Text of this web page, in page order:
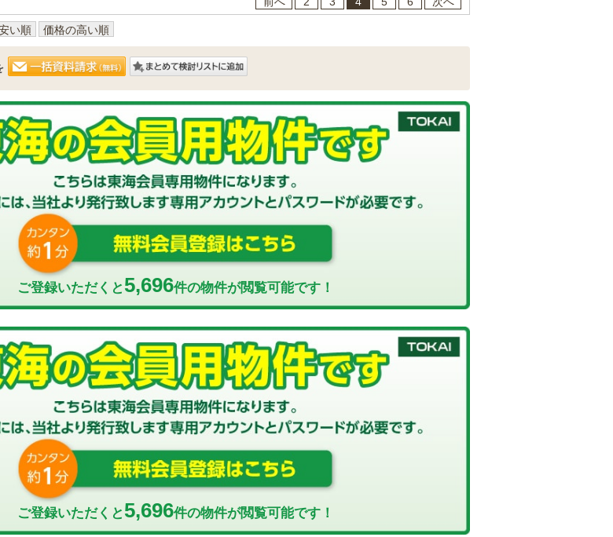
い順 価格の高い順
ご登録いただくと 5,696件の物件が閲覧可能です！
ご登録いただくと 5,696件の物件が閲覧可能です！